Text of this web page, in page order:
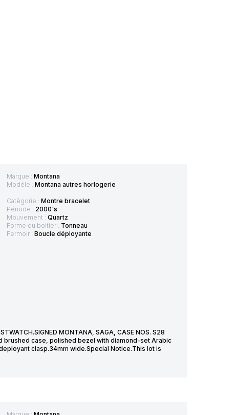
Marque : Montana
Modèle : Montana autres horlogerie
Catégorie : Montre bracelet
Période : 2000's
Mouvement : Quartz
Forme du boitier : Tonneau
Fermoir : Boucle déployante
MONTANA, SAGA, CASE NOS. S28
brushed case, polished bezel with diamond-set Arabic
clasp.34mm wide.Special Notice.This lot is